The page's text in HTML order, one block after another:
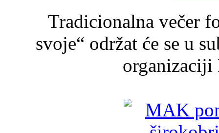
Tradicionalna večer
svoje“ održat će se u
organizaciji